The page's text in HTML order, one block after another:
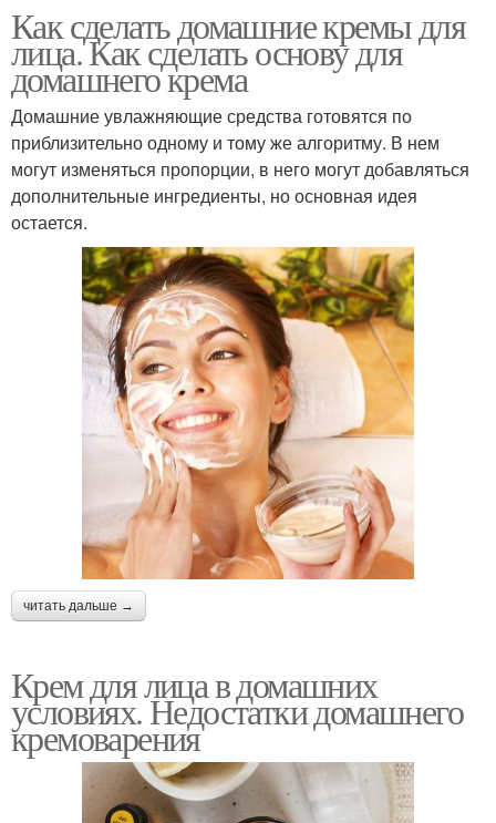
Как сделать домашние кремы для
лица. Как сделать основу для
домашнего крема
Домашние увлажняющие средства готовятся по
приблизительно одному и тому же алгоритму. В нем
могут изменяться пропорции, в него могут добавляться
дополнительные ингредиенты, но основная идея
остается.
читать дальше →
Крем для лица в домашних
условиях. Недостатки домашнего
кремоварения